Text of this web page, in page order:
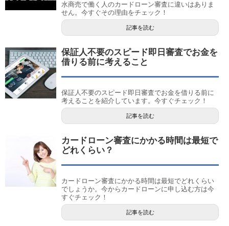
水商売で働く人のカードローン審査に違いはありま
せん。今すぐその理由をチェック！
記事を読む
保証人不要のスピード即日審査でお金を
借りる前に考えること
保証人不要のスピード即日審査でお金を借りる前に
考えることを紹介しています。今すぐチェック！
記事を読む
カードローン審査にかかる時間は最短で
どれくらい？
カードローン審査にかかる時間は最短でどれくらい
でしょうか。今からカードローンに申し込む方は今
すぐチェック！
記事を読む